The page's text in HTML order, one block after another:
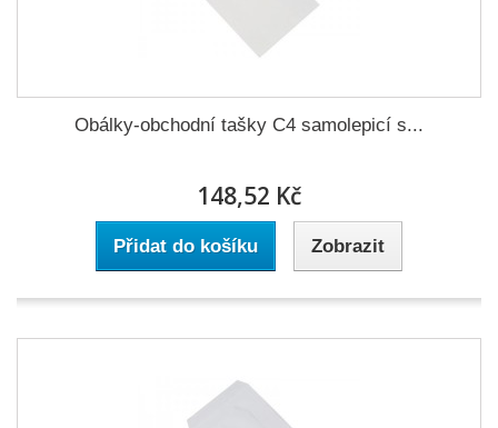
Obálky-obchodní tašky C4 samolepicí s...
148,52 Kč
Přidat do košíku Zobrazit